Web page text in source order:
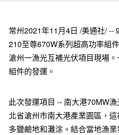
常州2021年11月4日 /美通社/ --
210至尊670W系列超高功率組
滄州一漁光互補光伏項目現場
組件的發運。
此次發運項目 -- 南大港70MW
北省滄州市南大港產業園區，
多鹽鹼地和灘涂。結合當地漁